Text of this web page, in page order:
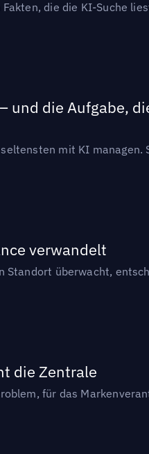
die die KI-Suche
und die Aufgabe,
mit KI managen.
verwandelt
überwacht,
die Zentrale
für das